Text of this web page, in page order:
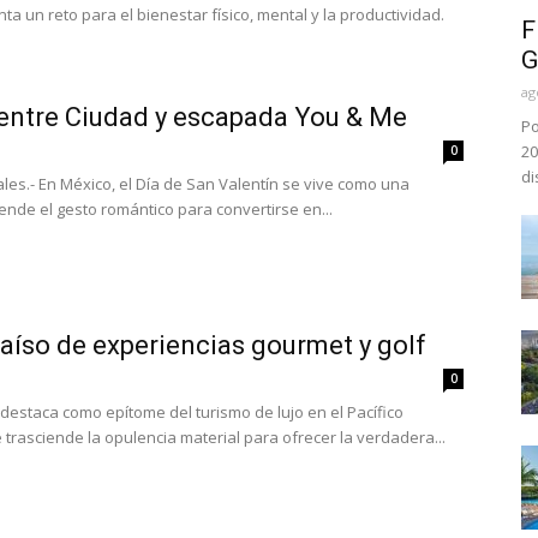
un reto para el bienestar físico, mental y la productividad.
Ciudad y escapada You & Me
0
En México, el Día de San Valentín se vive como una
el gesto romántico para convertirse en...
de experiencias gourmet y golf
0
como epítome del turismo de lujo en el Pacífico
la opulencia material para ofrecer la verdadera...